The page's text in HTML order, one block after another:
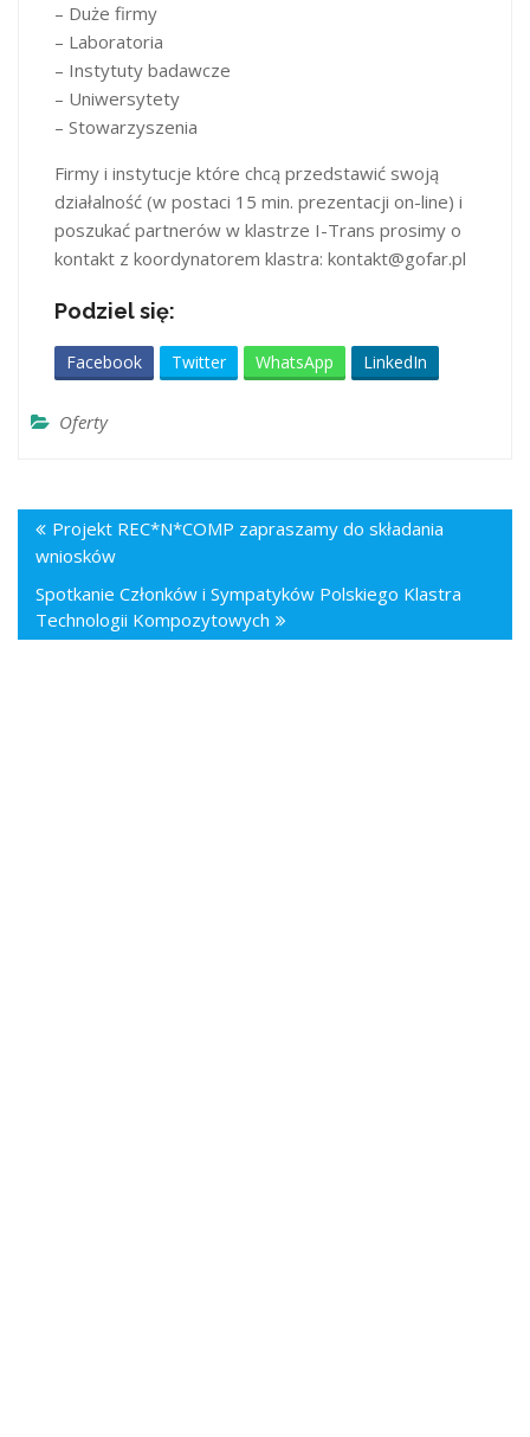
– Duże firmy
– Laboratoria
– Instytuty badawcze
– Uniwersytety
– Stowarzyszenia
Firmy i instytucje które chcą przedstawić swoją
działalność (w postaci 15 min. prezentacji on-line) i
poszukać partnerów w klastrze I-Trans prosimy o
kontakt z koordynatorem klastra: kontakt@gofar.pl
Podziel się:
Facebook Twitter WhatsApp LinkedIn
Oferty
Projekt REC*N*COMP zapraszamy do składania
wniosków
Spotkanie Członków i Sympatyków Polskiego Klastra
Technologii Kompozytowych